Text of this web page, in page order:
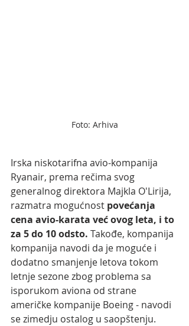
Foto: Arhiva
Irska niskotarifna avio-kompanija
Ryanair, prema rečima svog
generalnog direktora Majkla O'Lirija,
razmatra mogućnost povećanja
cena avio-karata već ovog leta, i to
za 5 do 10 odsto. Takođe, kompanija
kompanija navodi da je moguće i
dodatno smanjenje letova tokom
letnje sezone zbog problema sa
isporukom aviona od strane
američke kompanije Boeing - navodi
se zimedju ostalog u saopštenju.